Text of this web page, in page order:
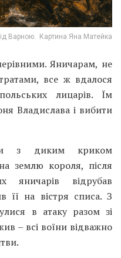
Варною. Картина Яна Матейка
Яничарам, не
все ж вдалося
лицарів. Їм
Владислава і вибити
з диким криком
землю короля, після
відрубав
її на вістря списа. З
в атаку разом зі
– всі воїни відважно